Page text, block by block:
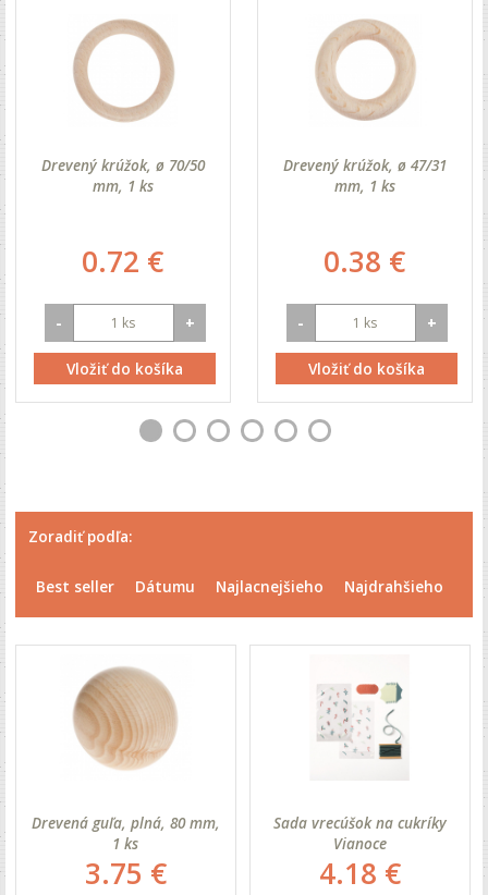
Drevený krúžok, ø 70/50
mm, 1 ks
0.72 €
- +
Vložiť do košíka
Drevený krúžok, ø 47/31
mm, 1 ks
0.38 €
- +
Vložiť do košíka
Zoradiť podľa:
Best seller Dátumu Najlacnejšieho Najdrahšieho
Drevená guľa, plná, 80 mm,
1 ks
3.75 €
Sada vrecúšok na cukríky
Vianoce
4.18 €